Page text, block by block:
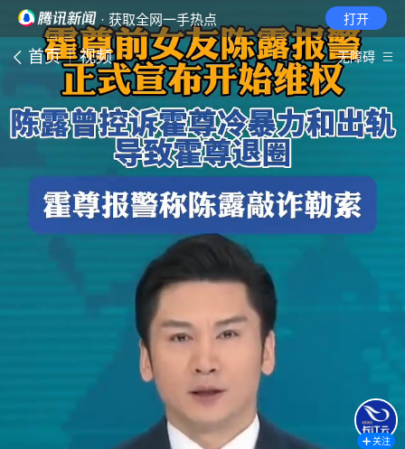
· 获取全网一手热点 打开
首页 视频 无障碍
关注